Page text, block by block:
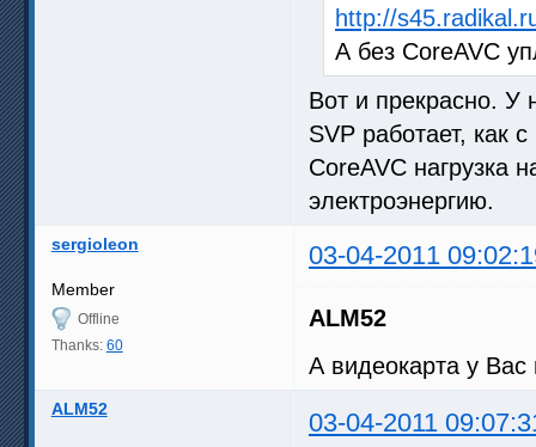
http://
А без CoreAVC
Вот и прекрасно.
SVP работает, как
CoreAVC нагрузка
электроэнергию.
sergioleon 03-04-2011
Member
Offline
Thanks: 60
ALM52
А видеокарта у Вас
ALM52 03-04-2011